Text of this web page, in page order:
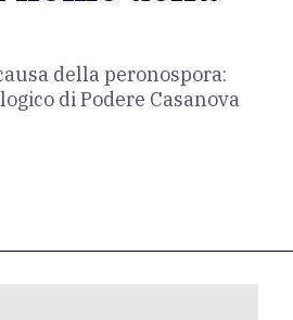
della peronospora:
di Podere Casanova